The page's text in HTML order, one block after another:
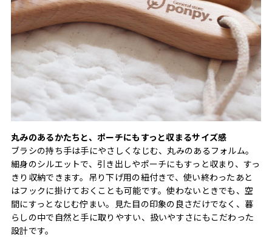
丸みのあるかたちと、ポーチにもすっと収まるサイズ感
ブラシの持ち手は手にやさしくなじむ、丸みのあるフォルム。
細身のシルエットで、引き出しやポーチにもすっと収まり、すっ
きり収納できます。吊り下げ用の紐付きで、使い終わったあと
はフックに掛けておくことも可能です。使わないときでも、空
間にすっとなじむ佇まい。見た目の印象の良さだけでなく、暮
らしの中で自然と手に取りやすい、扱いやすさにもこだわった
設計です。